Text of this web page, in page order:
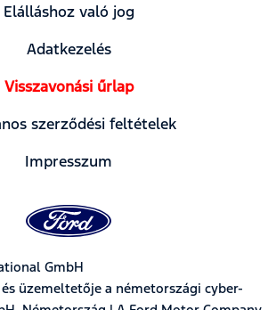
Elálláshoz való jog
Adatkezelés
Visszavonási űrlap
szerződési feltételek
Impresszum
GmbH
üzemeltetője a németországi cyber-